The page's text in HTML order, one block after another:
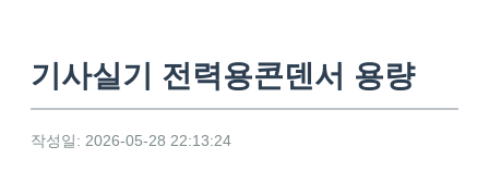
기사실기 전력용콘덴서 용량
작성일: 2026-05-28 22:13:24